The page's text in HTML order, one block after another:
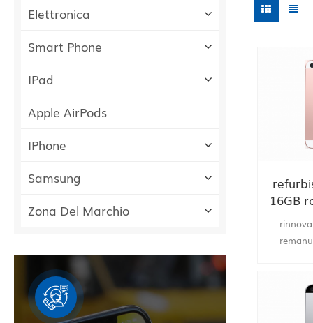
16GB
Elettronica
Smart Phone
IPad
Apple AirPods
IPhone
Samsung
Zona Del Marchio